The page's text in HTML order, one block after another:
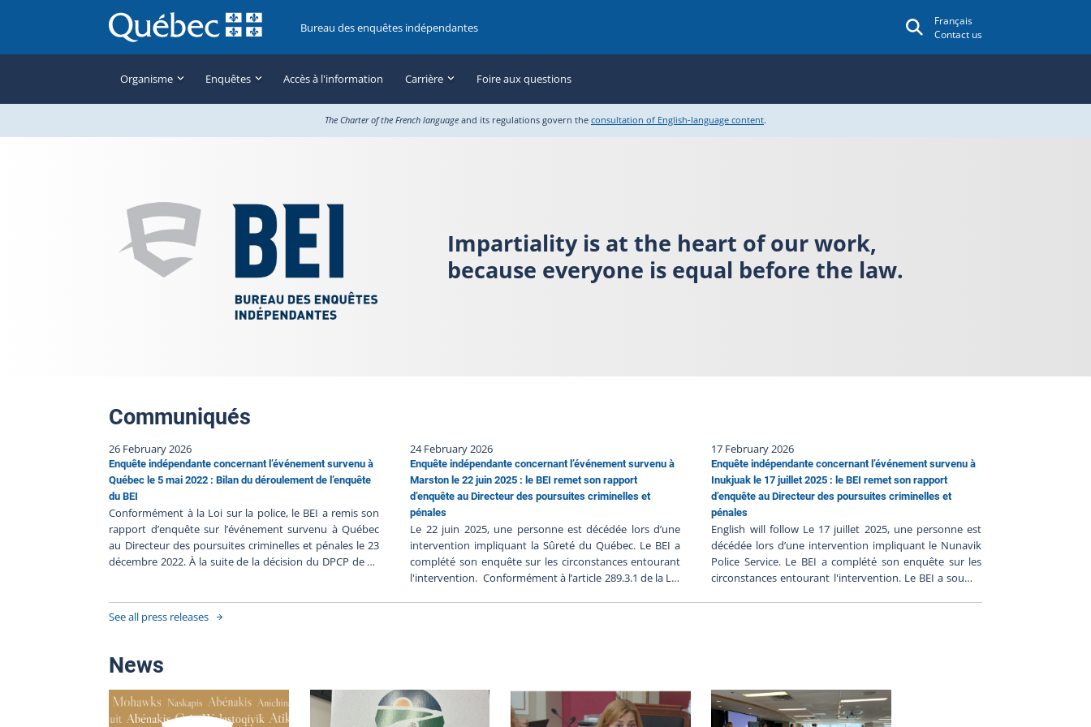
Bureau des enquêtes indépendantes
Français
Contact us
Organisme Enquêtes Accès à l'information Carrière Foire aux questions
The Charter of the French language and its regulations govern the consultation of English-language content.
Impartiality is at the heart of our work,
because everyone is equal before the law.
Communiqués
26 February 2026
Enquête indépendante concernant l’événement survenu à
Québec le 5 mai 2022 : Bilan du déroulement de l’enquête
du BEI
Conformément à la Loi sur la police, le BEI a remis son
rapport d’enquête sur l’événement survenu à Québec
au Directeur des poursuites criminelles et pénales le 23
décembre 2022. À la suite de la décision du DPCP de ne
220506-001. Les procédures judiciaires étant terminées,
le BEI publie son bilan de l’enquête à la suite du
Résumé de l’événement Le 5 mai 2022, une personne a
été gravement blessée lors d'une intervention
impliquant Service de police de la Ville de Québec
(SPVQ). La trame factuelle de cet événement est relatée
dans le communiqué du Directeur des poursuites
24 February 2026
Enquête indépendante concernant l’événement survenu à
Marston le 22 juin 2025 : le BEI remet son rapport
d’enquête au Directeur des poursuites criminelles et
pénales
Le 22 juin 2025, une personne est décédée lors d’une
intervention impliquant la Sûreté du Québec. Le BEI a
complété son enquête sur les circonstances entourant
l'intervention. Conformément à l’article 289.3.1 de la Loi
applicable. Le rapport soumis au DPCP par le BEI
contient l’ensemble des composantes de l’enquête. On
y retrouve les déclarations des témoins et des
17 February 2026
Enquête indépendante concernant l’événement survenu à
Inukjuak le 17 juillet 2025 : le BEI remet son rapport
d’enquête au Directeur des poursuites criminelles et
pénales
English will follow Le 17 juillet 2025, une personne est
décédée lors d’une intervention impliquant le Nunavik
Police Service. Le BEI a complété son enquête sur les
circonstances entourant l'intervention. Le BEI a soumis
DPCP déterminera s'il y a lieu de porter des accusations
contre les policiers impliqués, en fonction de son
appréciation des faits analysés à la lumière du droit
See all press releases
News